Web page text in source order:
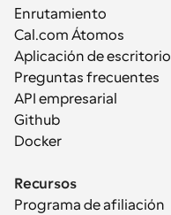
Enrutamiento
Cal.com Átomos
Aplicación de escritorio
Preguntas frecuentes
API empresarial
Github
Docker
Recursos
Programa de afiliación